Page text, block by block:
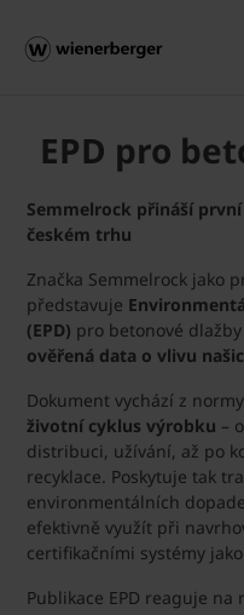
EPD pro
Semmelrock přináší
českém trhu
Značka Semmelrock jako
představuje
(EPD) pro betonové
ověřená data o vlivu
Dokument vychází z
životní cyklus výrobku –
distribuci, užívání, až po
recyklace. Poskytuje tak
environmentálních
efektivně využít při
certifikačními systémy jako
Publikace EPD reaguje na